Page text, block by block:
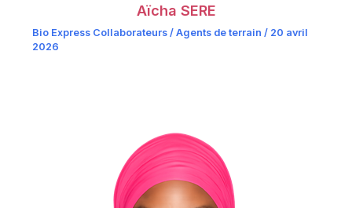
Aïcha SERE
Bio Express Collaborateurs / Agents de terrain / 20 avril
2026